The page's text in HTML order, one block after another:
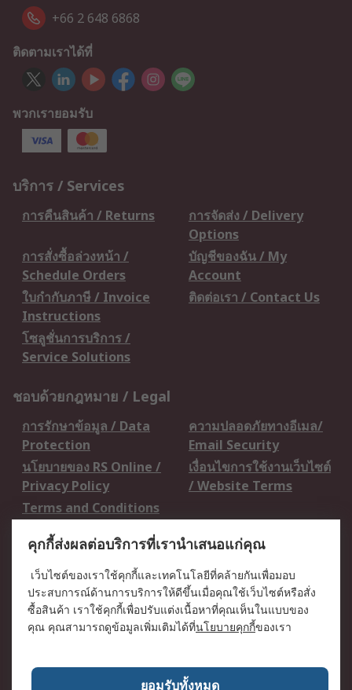
+66 2 648 6868
ติดตามเราได้ที่
พวกเรายอมรับ
บริการ / Services
การคืนสินค้า / Returns
การจัดส่ง / Delivery
Options
การสั่งซื้อล่วงหน้า /
Schedule Orders
บัญชีของฉัน / My
Account
ใบกำกับภาษี / Invoice
Instructions
ติดต่อเรา / Contact Us
โซลูชั่นการบริการ /
Service Solutions
ชอบด้วยกฎหมาย / Legal
การรักษาข้อมูล / Data
Protection
ความปลอดภัยทางอีเมล/
Email Security
นโยบายของ RS Online /
Privacy Policy
เงื่อนไขการใช้งานเว็บไซต์
/ Website Terms
Terms and Conditions
เกี่ยวกับ RS / About RS
RS ทั่วโลก / RS
Worldwide
ข่าวประชาสัมพันธ์ / Press
Centre
บริษัทในเครือ RS /
วิธีการชำระเงิน /
เกี่ยวกับ RS / About RS
อาชีพที่ RS / Careers
คุกกี้ส่งผลต่อบริการที่เรานำเสนอแก่คุณ
เว็บไซต์ของเราใช้คุกกี้และเทคโนโลยีที่คล้ายกันเพื่อมอบ
ประสบการณ์ด้านการบริการให้ดีขึ้นเมื่อคุณใช้เว็บไซต์หรือสั่ง
ซื้อสินค้า เราใช้คุกกี้เพื่อปรับแต่งเนื้อหาที่คุณเห็นในแบบของ
คุณ คุณสามารถดูข้อมูลเพิ่มเติมได้ที่นโยบายคุกกี้ของเรา
ยอมรับทั้งหมด